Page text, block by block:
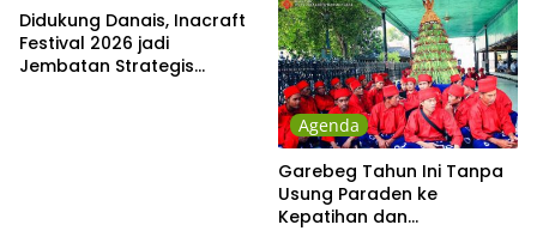
Didukung Danais, Inacraft
Festival 2026 jadi
Jembatan Strategis
Agenda
Garebeg Tahun Ini Tanpa
Usung Paraden ke
Kepatihan dan
Kampus